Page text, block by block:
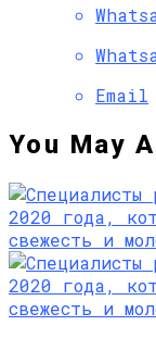
Email
You May